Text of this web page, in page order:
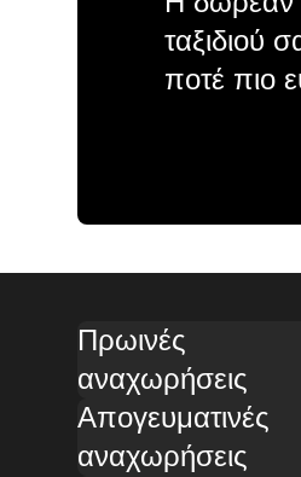
ταξιδιού
ποτέ πιο
Πρωινές
αναχωρήσεις
Απογευματινές
αναχωρήσεις